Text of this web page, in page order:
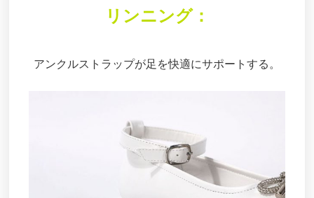
リンニング：
アンクルストラップが足を快適にサポートする。